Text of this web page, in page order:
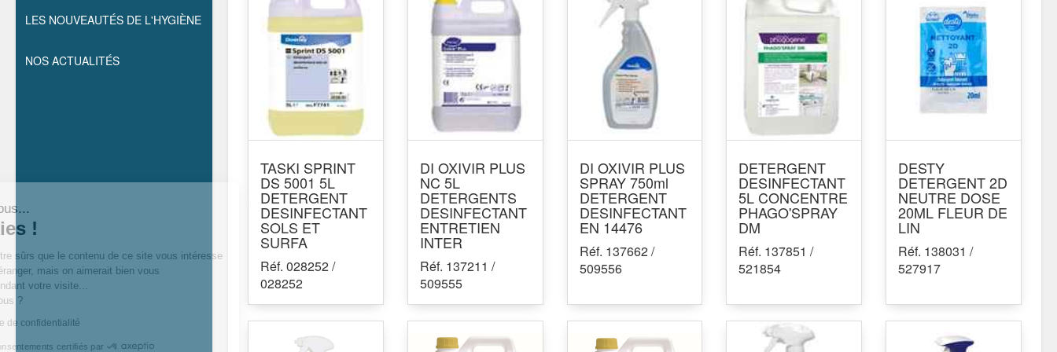
Salut c'est nous...
les cookies !
On a attendu d’être sûrs que le contenu de ce site vous intéresse
avant de vous déranger, mais on aimerait bien vous
accompagner pendant votre visite...
Lire notre politique de confidentialité
Consentements certifiés par
LES NOUVEAUTÉS DE L'HYGIÈNE
NOS ACTUALITÉS
TASKI SPRINT
DS 5001 5L
DETERGENT
DESINFECTANT
SOLS ET
SURFA
Réf. 028252 /
028252
DI OXIVIR PLUS
NC 5L
DETERGENTS
DESINFECTANT
ENTRETIEN
INTER
Réf. 137211 /
509555
DI OXIVIR PLUS
SPRAY 750ml
DETERGENT
DESINFECTANT
EN 14476
Réf. 137662 /
509556
DETERGENT
DESINFECTANT
5L CONCENTRE
PHAGO'SPRAY
DM
Réf. 137851 /
521854
DESTY
DETERGENT 2D
NEUTRE DOSE
20ML FLEUR DE
LIN
Réf. 138031 /
527917